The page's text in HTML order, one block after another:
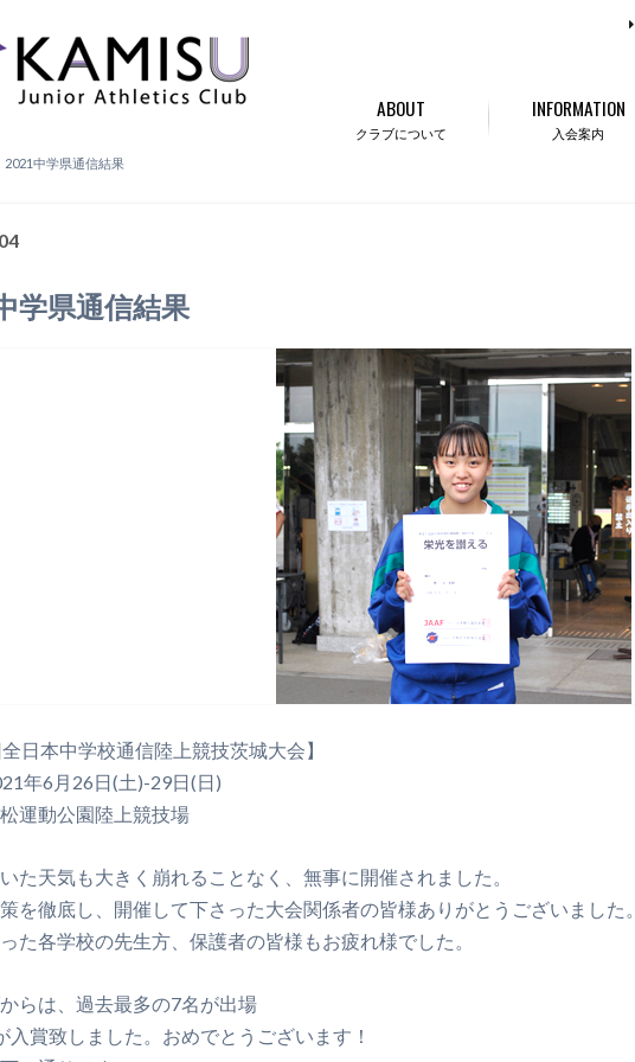
クラブについて
ABOUT
入会案内
INFORMATION
2021中学県通信結果
学県通信結果
全日本中学校通信陸上競技茨城大会】
年6月26日(土)-29日(日)
運動公園陸上競技場
た天気も大きく崩れることなく、無事に開催されました。
を徹底し、開催して下さった大会関係者の皆様ありがとうございました。
た各学校の先生方、保護者の皆様もお疲れ様でした。
らは、過去最多の7名が出場
入賞致しました。おめでとうございます！